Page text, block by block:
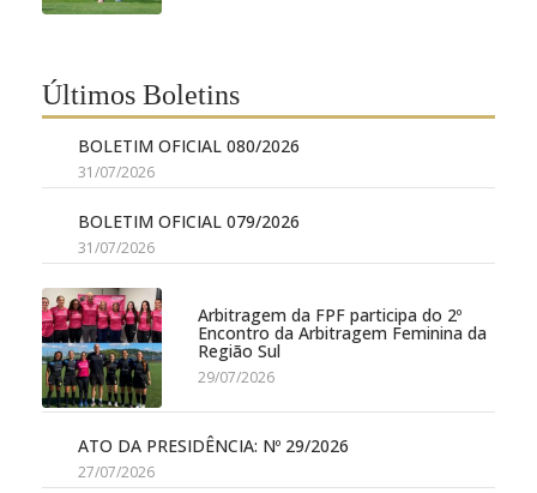
Últimos Boletins
BOLETIM OFICIAL 080/2026
31/07/2026
BOLETIM OFICIAL 079/2026
31/07/2026
Arbitragem da FPF participa do 2º
Encontro da Arbitragem Feminina da
Região Sul
29/07/2026
ATO DA PRESIDÊNCIA: Nº 29/2026
27/07/2026